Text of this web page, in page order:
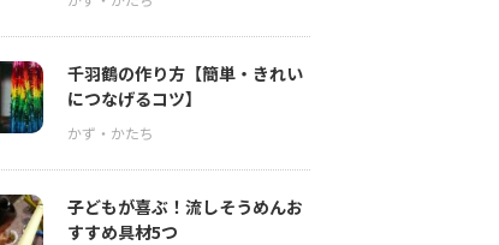
千羽鶴の作り方【簡単・きれい
につなげるコツ】
子どもが喜ぶ！流しそうめんお
すすめ具材5つ